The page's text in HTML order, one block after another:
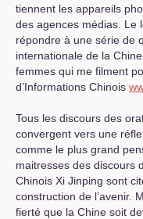
tiennent les appareils
des agences médias. Le
répondre à une série de
internationale de la
femmes qui me filment
d’Informations Chinois
Tous les discours des
convergent vers une
comme le plus grand
maitresses des discours
Chinois Xi Jinping sont
construction de l’avenir.
fierté que la Chine soit